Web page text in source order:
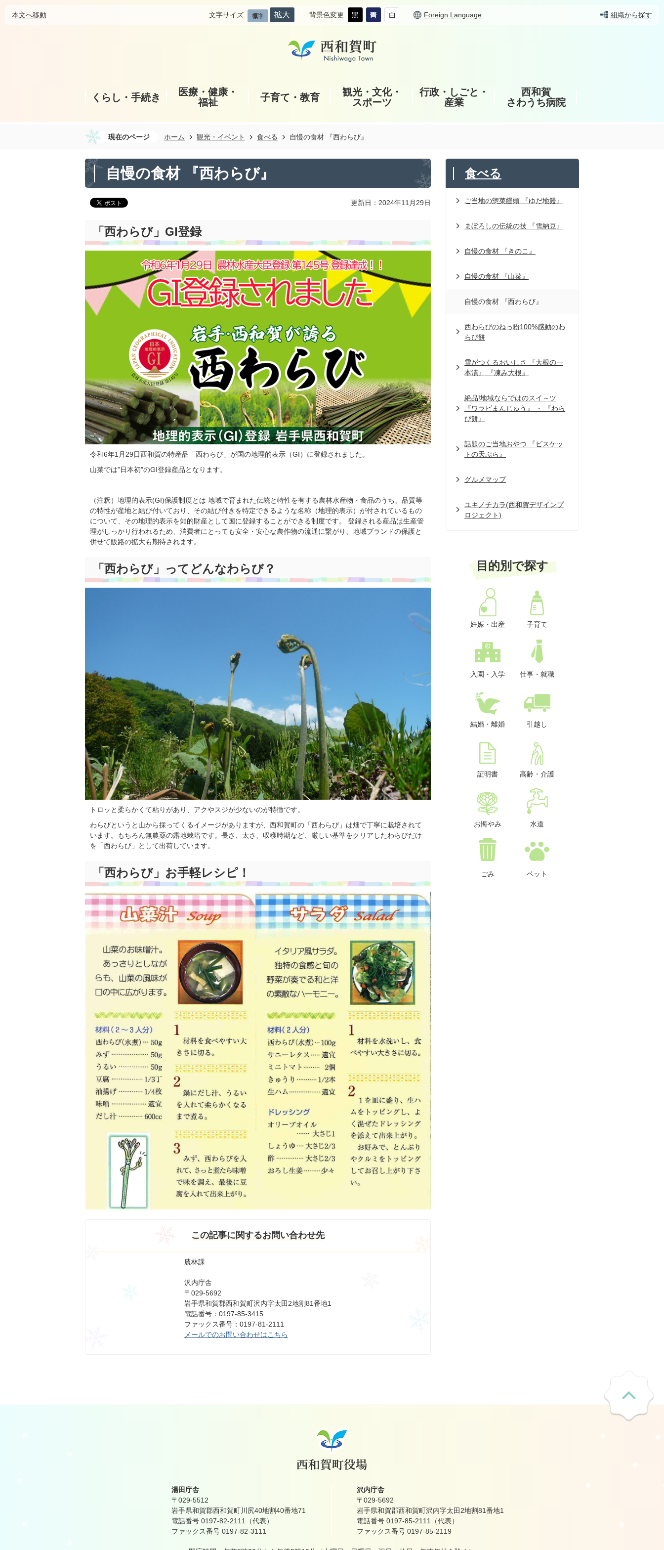
本文へ移動 文字サイズ 背景色変更 Foreign Language 組織から探す
くらし・手続き
医療・健康・
福祉
子育て・教育
観光・文化・
スポーツ
行政・しごと・
産業
西和賀
さわうち病院
現在のページ ホーム 観光・イベント 食べる 自慢の食材 『西わらび』
自慢の食材 『西わらび』
更新日：2024年11月29日
「西わらび」GI登録
令和6年1月29日西和賀の特産品「西わらび」が国の地理的表示（GI）に登録されました。
山菜では”日本初”のGI登録産品となります。
（注釈）地理的表示(GI)保護制度とは 地域で育まれた伝統と特性を有する農林水産物・食品のうち、品質等
の特性が産地と結び付いており、その結び付きを特定できるような名称（地理的表示）が付されているもの
について、その地理的表示を知的財産として国に登録することができる制度です。 登録される産品は生産管
理がしっかり行われるため、消費者にとっても安全・安心な農作物の流通に繋がり、地域ブランドの保護と
併せて販路の拡大も期待されます。
「西わらび」ってどんなわらび？
トロッと柔らかくて粘りがあり、アクやスジが少ないのが特徴です。
わらびというと山から採ってくるイメージがありますが、西和賀町の「西わらび」は畑で丁寧に栽培されて
います。もちろん無農薬の露地栽培です。長さ、太さ、収穫時期など、厳しい基準をクリアしたわらびだけ
を「西わらび」として出荷しています。
「西わらび」お手軽レシピ！
この記事に関するお問い合わせ先
農林課
沢内庁舎
〒029-5692
岩手県和賀郡西和賀町沢内字太田2地割81番地1
電話番号：0197-85-3415
ファックス番号：0197-81-2111
メールでのお問い合わせはこちら
食べる
ご当地の惣菜饅頭 『ゆだ地饅』
まぼろしの伝統の技 『雪納豆』
自慢の食材 『きのこ』
自慢の食材 『山菜』
自慢の食材 『西わらび』
西わらびのねっ粉100%感動のわ
らび餅
雪がつくるおいしさ 『大根の一
本漬』 『凍み大根』
絶品!地域ならではのスイ～ツ
『ワラビまんじゅう』 ・ 『わら
び餅』
話題のご当地おやつ 『ビスケッ
トの天ぷら』
グルメマップ
ユキノチカラ(西和賀デザインプ
ロジェクト)
目的別で探す
妊娠・出産 子育て
入園・入学 仕事・就職
結婚・離婚 引越し
証明書 高齢・介護
お悔やみ 水道
ごみ ペット
湯田庁舎
〒029-5512
岩手県和賀郡西和賀町川尻40地割40番地71
電話番号 0197-82-2111（代表）
ファックス番号 0197-82-3111
沢内庁舎
〒029-5692
岩手県和賀郡西和賀町沢内字太田2地割81番地1
電話番号 0197-85-2111（代表）
ファックス番号 0197-85-2119